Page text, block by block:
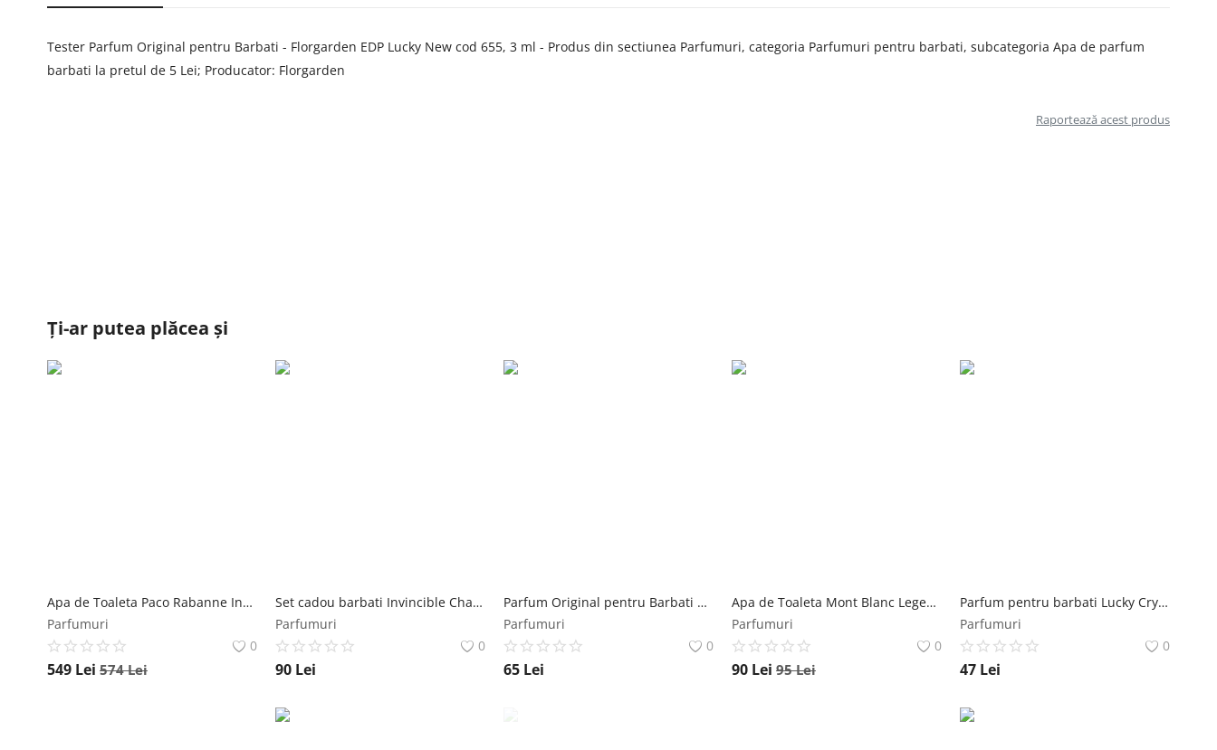
Tester Parfum Original pentru Barbati - Florgarden EDP Lucky New cod 655, 3 ml - Produs din sectiunea Parfumuri, categoria Parfumuri pentru barbati, subcategoria Apa de parfum
barbati la pretul de 5 Lei; Producator: Florgarden
Raportează acest produs
Ți-ar putea plăcea și
Apa de Toaleta Paco Rabanne Invictus, Barbati, 200 ml Paco Rabanne
Parfumuri
0
549 Lei 574Lei
Set cadou barbati Invincible Champion SET1139 - Apa de parfum 50 ml + Deodorant 100 ml Florgarden
Parfumuri
0
90 Lei
Parfum Original pentru Barbati Parfen Wild Florgarden PFN401, 30 ml Florgarden
Parfumuri
0
65 Lei
Apa de Toaleta Mont Blanc Legend, Barbati, 30ml Mont Blanc
Parfumuri
0
90 Lei 95Lei
Parfum pentru barbati Lucky Cryptograph EDP 35ml Florgarden
Parfumuri
0
47 Lei